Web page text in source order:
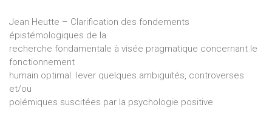
Jean Heutte – Clarification des fondements
épistémologiques de la
recherche fondamentale à visée pragmatique concernant le
fonctionnement
humain optimal. lever quelques ambiguïtés, controverses
et/ou
polémiques suscitées par la psychologie positive